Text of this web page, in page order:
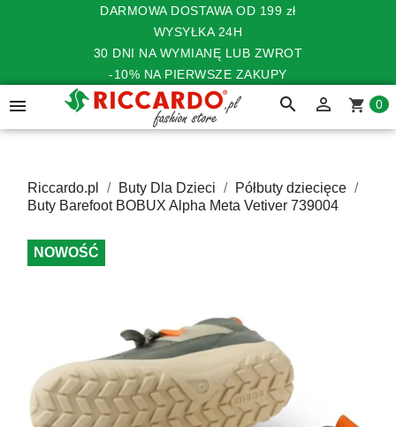
DARMOWA DOSTAWA OD 199 zł
WYSYŁKA 24H
30 DNI NA WYMIANĘ LUB ZWROT
-10% NA PIERWSZE ZAKUPY
 search  shopping_cart 0
Riccardo.pl Buty Dla Dzieci
Półbuty dziecięce
Buty Barefoot BOBUX Alpha Meta Vetiver 739004
NOWOŚĆ